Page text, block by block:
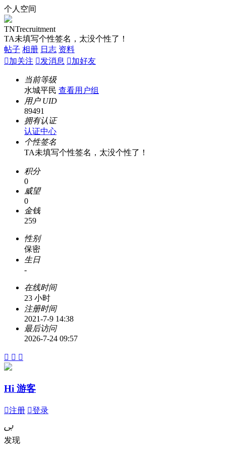
个人空间
TNTrecruitment
TA未填写个性签名，太没个性了！
帖子 相册 日志 资料
加关注 发消息 加好友
当前等级
水城平民 查看用户组
用户 UID
89491
拥有认证
认证中心
个性签名
TA未填写个性签名，太没个性了！
积分
0
威望
0
金钱
259
性别
保密
生日
-
在线时间
23 小时
注册时间
2021-7-9 14:38
最后访问
2026-7-24 09:57
  
Hi 游客
注册 登录
ﰉ
发现